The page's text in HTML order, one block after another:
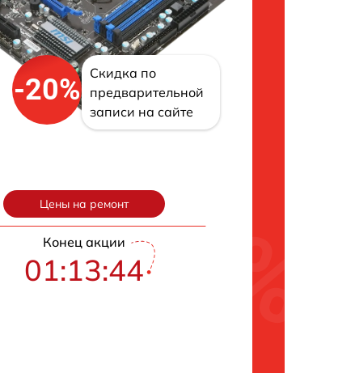
-20%
Скидка по
предварительной
записи на сайте
Цены на ремонт
Конец акции
01:13:43